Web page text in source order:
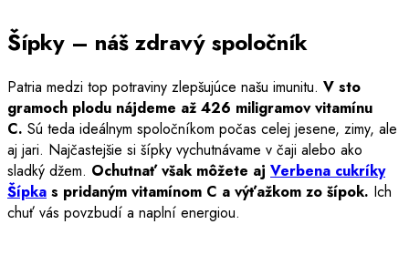
Šípky – náš zdravý spoločník
Patria medzi top potraviny zlepšujúce našu imunitu. V sto
gramoch plodu nájdeme až 426 miligramov vitamínu
C. Sú teda ideálnym spoločníkom počas celej jesene, zimy, ale
aj jari. Najčastejšie si šípky vychutnávame v čaji alebo ako
sladký džem. Ochutnať však môžete aj Verbena cukríky
Šípka s pridaným vitamínom C a výťažkom zo šípok. Ich
chuť vás povzbudí a naplní energiou.